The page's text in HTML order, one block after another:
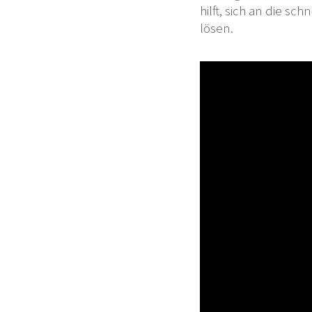
hilft, sich an die
lösen.